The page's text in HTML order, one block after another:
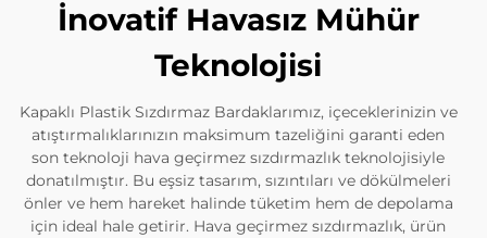
İnovatif Havasız Mühür
Teknolojisi
Kapaklı Plastik Sızdırmaz Bardaklarımız, içeceklerinizin ve
atıştırmalıklarınızın maksimum tazeliğini garanti eden
son teknoloji hava geçirmez sızdırmazlık teknolojisiyle
donatılmıştır. Bu eşsiz tasarım, sızıntıları ve dökülmeleri
önler ve hem hareket halinde tüketim hem de depolama
için ideal hale getirir. Hava geçirmez sızdırmazlık, ürün